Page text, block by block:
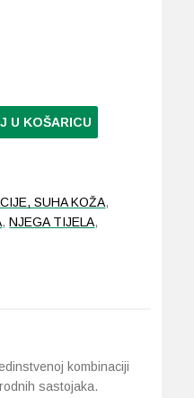
U KOŠARICU
SUHA KOŽA,
,NJEGA TIJELA,
kombinaciji
sastojaka.